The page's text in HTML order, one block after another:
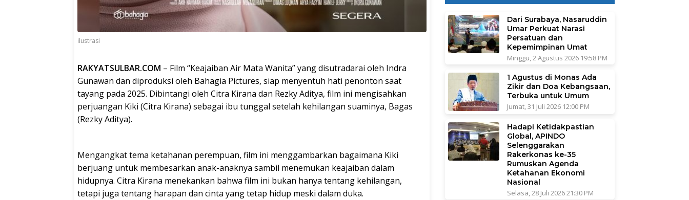
ilustrasi
RAKYATSULBAR.COM – Film “Keajaiban Air Mata Wanita” yang disutradarai oleh Indra
Gunawan dan diproduksi oleh Bahagia Pictures, siap menyentuh hati penonton saat
tayang pada 2025. Dibintangi oleh Citra Kirana dan Rezky Aditya, film ini mengisahkan
perjuangan Kiki (Citra Kirana) sebagai ibu tunggal setelah kehilangan suaminya, Bagas
(Rezky Aditya).
Mengangkat tema ketahanan perempuan, film ini menggambarkan bagaimana Kiki
berjuang untuk membesarkan anak-anaknya sambil menemukan keajaiban dalam
hidupnya. Citra Kirana menekankan bahwa film ini bukan hanya tentang kehilangan,
tetapi juga tentang harapan dan cinta yang tetap hidup meski dalam duka.
Dari Surabaya, Nasaruddin
Umar Perkuat Narasi
Persatuan dan
Kepemimpinan Umat
Minggu, 2 Agustus 2026 19:58 PM
1 Agustus di Monas Ada
Zikir dan Doa Kebangsaan,
Terbuka untuk Umum
Jumat, 31 Juli 2026 12:00 PM
Hadapi Ketidakpastian
Global, APINDO
Selenggarakan
Rakerkonas ke-35
Rumuskan Agenda
Ketahanan Ekonomi
Nasional
Selasa, 28 Juli 2026 21:30 PM